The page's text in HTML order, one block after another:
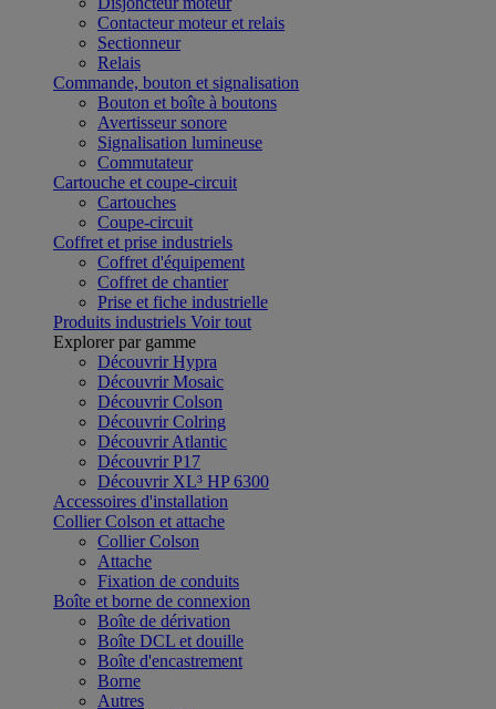
Contacteur moteur et relais
Sectionneur
Relais
Commande, bouton et signalisation
Bouton et boîte à boutons
Avertisseur sonore
Signalisation lumineuse
Commutateur
Cartouche et coupe-circuit
Cartouches
Coupe-circuit
Coffret et prise industriels
Coffret d'équipement
Coffret de chantier
Prise et fiche industrielle
Produits industriels Voir tout
Explorer par gamme
Découvrir Hypra
Découvrir Mosaic
Découvrir Colson
Découvrir Colring
Découvrir Atlantic
Découvrir P17
Découvrir XL³ HP 6300
Accessoires d'installation
Collier Colson et attache
Collier Colson
Attache
Fixation de conduits
Boîte et borne de connexion
Boîte de dérivation
Boîte DCL et douille
Boîte d'encastrement
Borne
Autres